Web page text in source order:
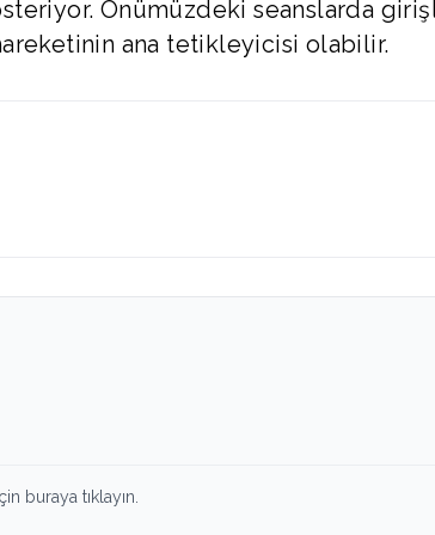
Önümüzdeki seanslarda
ana tetikleyicisi olabilir.
buraya tıklayın.